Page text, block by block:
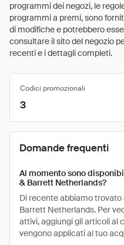
programmi dei negozi, le
programmi a premi, sono
di modifiche e potrebbero
consultare il sito del negozio
recenti e i dettagli completi.
Codici promozionali
3
Domande frequenti
Al momento sono
& Barrett Netherlands?
Di recente abbiamo
Barrett Netherlands. Per
attivi, aggiungi gli articoli al
vengono applicati al tuo